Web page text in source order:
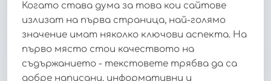
Когато става дума за това кои сайтове
излизат на първа страница, най-голямо
значение имат няколко ключови аспекта. На
първо място стои качеството на
съдържанието - текстовете трябва да са
добре написани, информативни и